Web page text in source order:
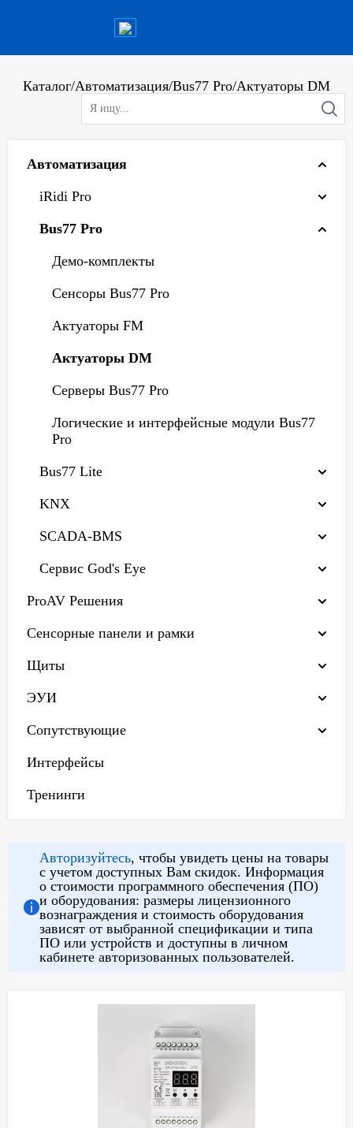
Каталог/Автоматизация/Bus77 Pro/Актуаторы DM
Автоматизация
iRidi Pro
Bus77 Pro
Демо-комплекты
Сенсоры Bus77 Pro
Актуаторы FM
Актуаторы DM
Серверы Bus77 Pro
Логические и интерфейсные модули Bus77
Pro
Bus77 Lite
KNX
SCADA-BMS
Сервис God's Eye
ProAV Решения
Сенсорные панели и рамки
Щиты
ЭУИ
Сопутствующие
Интерфейсы
Тренинги
Авторизуйтесь, чтобы увидеть цены на товары
с учетом доступных Вам скидок. Информация
о стоимости программного обеспечения (ПО)
и оборудования: размеры лицензионного
вознаграждения и стоимость оборудования
зависят от выбранной спецификации и типа
ПО или устройств и доступны в личном
кабинете авторизованных пользователей.